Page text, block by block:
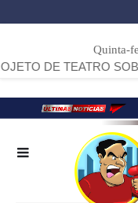
Quinta-
SOBRE